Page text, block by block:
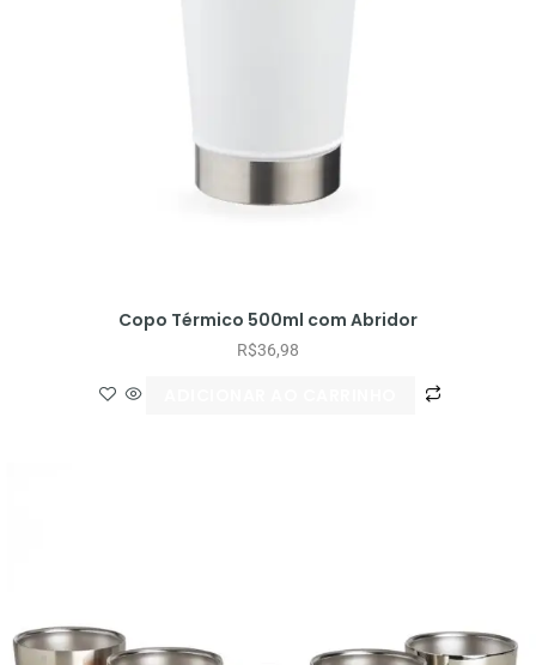
Copo Térmico 500ml com Abridor
R$36,98